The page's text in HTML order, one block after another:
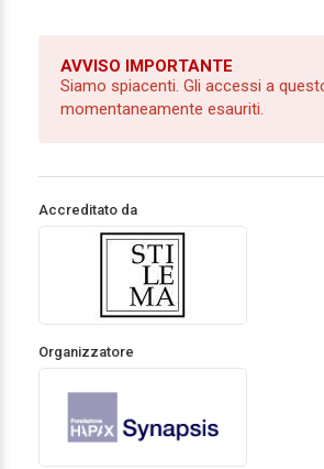
AVVISO IMPORTANTE
Siamo spiacenti. Gli accessi a
momentaneamente esauriti.
Accreditato da
Organizzatore